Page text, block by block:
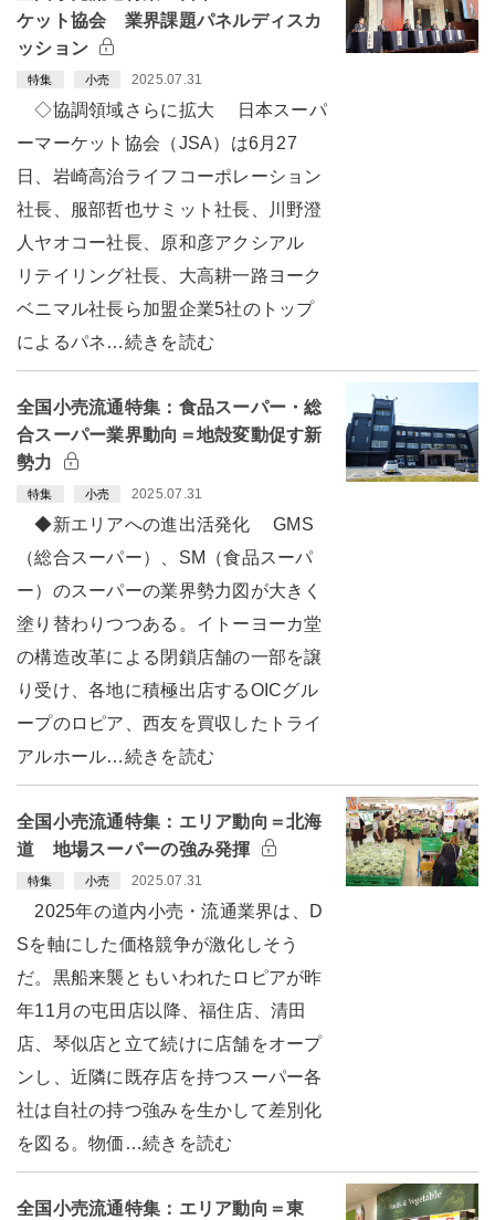
ケット協会 業界課題パネルディスカ
ッション
特集 小売 2025.07.31
◇協調領域さらに拡大 日本スーパ
ーマーケット協会（JSA）は6月27
日、岩崎高治ライフコーポレーション
社長、服部哲也サミット社長、川野澄
人ヤオコー社長、原和彦アクシアル
リテイリング社長、大高耕一路ヨーク
ベニマル社長ら加盟企業5社のトップ
によるパネ…続きを読む
全国小売流通特集：食品スーパー・総
合スーパー業界動向＝地殻変動促す新
勢力
特集 小売 2025.07.31
◆新エリアへの進出活発化 GMS
（総合スーパー）、SM（食品スーパ
ー）のスーパーの業界勢力図が大きく
塗り替わりつつある。イトーヨーカ堂
の構造改革による閉鎖店舗の一部を譲
り受け、各地に積極出店するOICグル
ープのロピア、西友を買収したトライ
アルホール…続きを読む
全国小売流通特集：エリア動向＝北海
道 地場スーパーの強み発揮
特集 小売 2025.07.31
2025年の道内小売・流通業界は、D
Sを軸にした価格競争が激化しそう
だ。黒船来襲ともいわれたロピアが昨
年11月の屯田店以降、福住店、清田
店、琴似店と立て続けに店舗をオープ
ンし、近隣に既存店を持つスーパー各
社は自社の持つ強みを生かして差別化
を図る。物価…続きを読む
全国小売流通特集：エリア動向＝東